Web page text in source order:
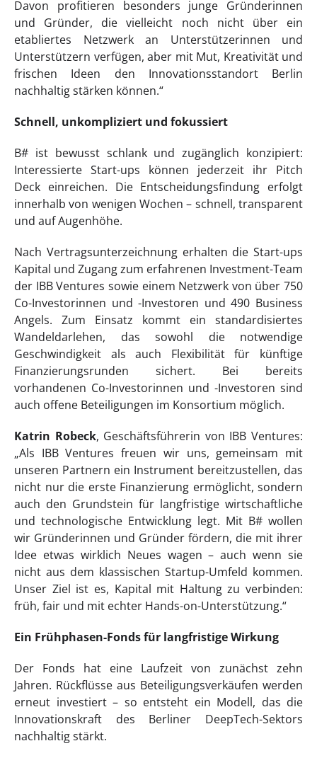
Davon profitieren besonders junge Gründerinnen
und Gründer, die vielleicht noch nicht über ein
etabliertes Netzwerk an Unterstützerinnen und
Unterstützern verfügen, aber mit Mut, Kreativität und
frischen Ideen den Innovationsstandort Berlin
nachhaltig stärken können.“
Schnell, unkompliziert und fokussiert
B# ist bewusst schlank und zugänglich konzipiert:
Interessierte Start-ups können jederzeit ihr Pitch
Deck einreichen. Die Entscheidungsfindung erfolgt
innerhalb von wenigen Wochen – schnell, transparent
und auf Augenhöhe.
Nach Vertragsunterzeichnung erhalten die Start-ups
Kapital und Zugang zum erfahrenen Investment-Team
der IBB Ventures sowie einem Netzwerk von über 750
Co-Investorinnen und -Investoren und 490 Business
Angels. Zum Einsatz kommt ein standardisiertes
Wandeldarlehen, das sowohl die notwendige
Geschwindigkeit als auch Flexibilität für künftige
Finanzierungsrunden sichert. Bei bereits
vorhandenen Co-Investorinnen und -Investoren sind
auch offene Beteiligungen im Konsortium möglich.
Katrin Robeck, Geschäftsführerin von IBB Ventures:
„Als IBB Ventures freuen wir uns, gemeinsam mit
unseren Partnern ein Instrument bereitzustellen, das
nicht nur die erste Finanzierung ermöglicht, sondern
auch den Grundstein für langfristige wirtschaftliche
und technologische Entwicklung legt. Mit B# wollen
wir Gründerinnen und Gründer fördern, die mit ihrer
Idee etwas wirklich Neues wagen – auch wenn sie
nicht aus dem klassischen Startup-Umfeld kommen.
Unser Ziel ist es, Kapital mit Haltung zu verbinden:
früh, fair und mit echter Hands-on-Unterstützung.“
Ein Frühphasen-Fonds für langfristige Wirkung
Der Fonds hat eine Laufzeit von zunächst zehn
Jahren. Rückflüsse aus Beteiligungsverkäufen werden
erneut investiert – so entsteht ein Modell, das die
Innovationskraft des Berliner DeepTech-Sektors
nachhaltig stärkt.